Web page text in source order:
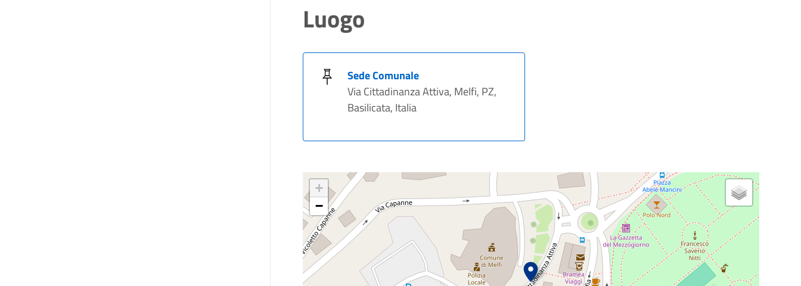
Luogo
Sede Comunale
Via Cittadinanza Attiva, Melfi, PZ,
Basilicata, Italia
+
−